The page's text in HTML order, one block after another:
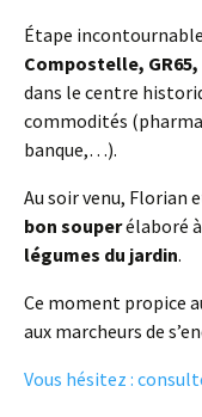
Étape
Compostelle, GR65,
dans le centre
commodités
banque,…).
Au soir venu, Florian
bon souperélaboré à
légumes du jardin.
Ce moment propice
aux marcheurs de
Vous hésitez :